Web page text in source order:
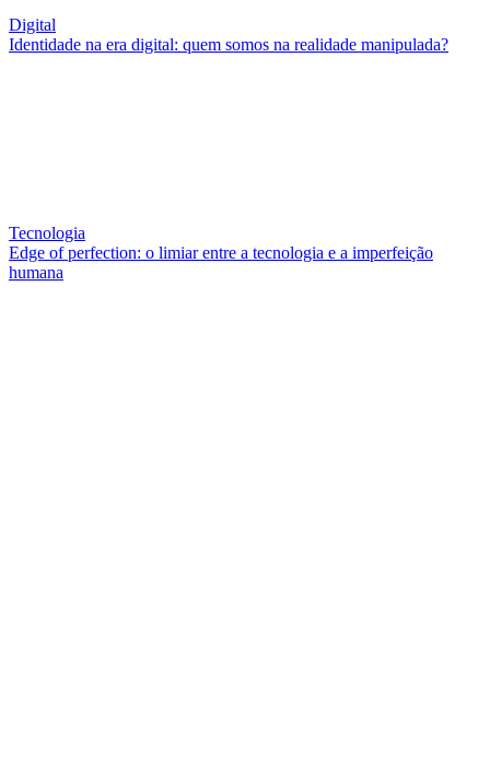
Digital
Identidade na era digital: quem somos na realidade manipulada?
Tecnologia
Edge of perfection: o limiar entre a tecnologia e a imperfeição
humana